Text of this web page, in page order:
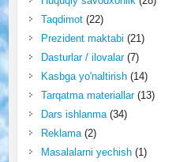
Taqdimot(22)
Prezident maktabi (21)
Dasturlar / ilovalar(7)
Kasbga yo'naltirish(14)
Tarqatma materiallar(13)
Dars ishlanma(34)
Reklama(2)
Masalalarni yechish(1)